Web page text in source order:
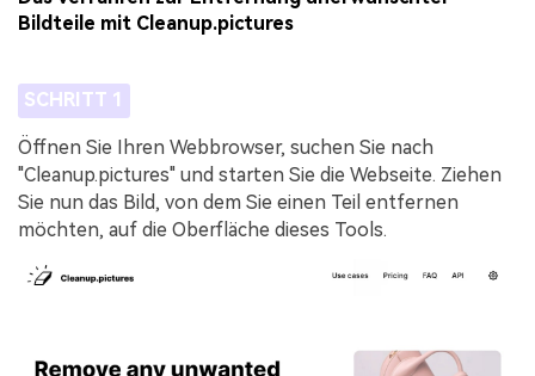
Bildteile mit Cleanup.pictures
SCHRITT 1
Öffnen Sie Ihren Webbrowser, suchen Sie nach
"Cleanup.pictures" und starten Sie die Webseite. Ziehen
Sie nun das Bild, von dem Sie einen Teil entfernen
möchten, auf die Oberfläche dieses Tools.